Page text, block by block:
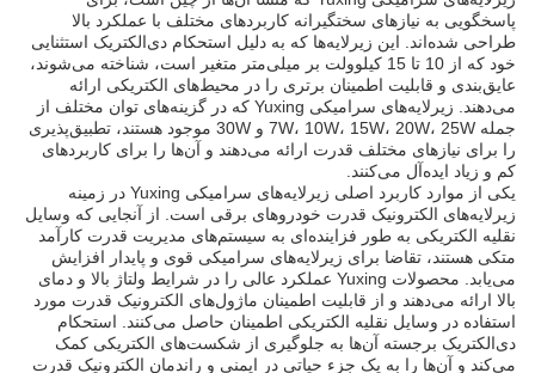
پاسخگویی به نیازهای سختگیرانه کاربردهای مختلف با عملکرد بالا
طراحی شده‌اند. این زیرلایه‌ها که به دلیل استحکام دی‌الکتریک استثنایی
خود که از 10 تا 15 کیلوولت بر میلی‌متر متغیر است، شناخته می‌شوند،
عایق‌بندی و قابلیت اطمینان برتری را در محیط‌های الکتریکی ارائه
می‌دهند. زیرلایه‌های سرامیکی Yuxing که در گزینه‌های توان مختلف از
جمله 7W، 10W، 15W، 20W، 25W و 30W موجود هستند، تطبیق‌پذیری
را برای نیازهای مختلف قدرت ارائه می‌دهند و آن‌ها را برای کاربردهای
کم و زیاد ایده‌آل می‌کنند.
یکی از موارد کاربرد اصلی زیرلایه‌های سرامیکی Yuxing در زمینه
زیرلایه‌های الکترونیک قدرت خودروهای برقی است. از آنجایی که وسایل
نقلیه الکتریکی به طور فزاینده‌ای به سیستم‌های مدیریت قدرت کارآمد
متکی هستند، تقاضا برای زیرلایه‌های سرامیکی قوی و پایدار افزایش
می‌یابد. محصولات Yuxing عملکرد عالی را در شرایط ولتاژ بالا و دمای
بالا ارائه می‌دهند و از قابلیت اطمینان ماژول‌های الکترونیک قدرت مورد
استفاده در وسایل نقلیه الکتریکی اطمینان حاصل می‌کنند. استحکام
دی‌الکتریک برجسته آن‌ها به جلوگیری از شکست‌های الکتریکی کمک
می‌کند و آن‌ها را به یک جزء حیاتی در ایمنی و راندمان الکترونیک قدرت